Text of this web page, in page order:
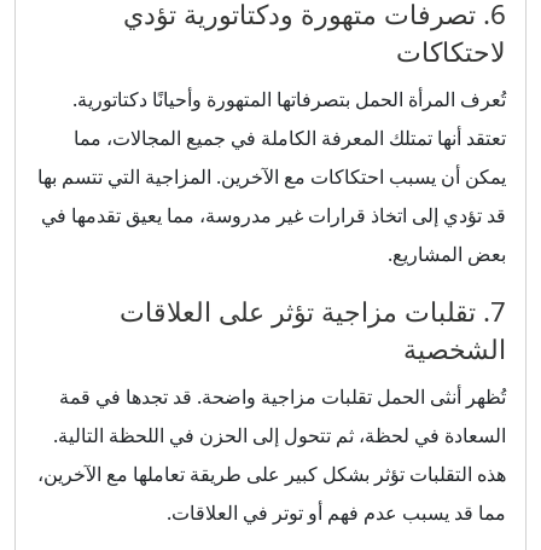
6. تصرفات متهورة ودكتاتورية تؤدي
لاحتكاكات
تُعرف المرأة الحمل بتصرفاتها المتهورة وأحيانًا دكتاتورية.
تعتقد أنها تمتلك المعرفة الكاملة في جميع المجالات، مما
يمكن أن يسبب احتكاكات مع الآخرين. المزاجية التي تتسم بها
قد تؤدي إلى اتخاذ قرارات غير مدروسة، مما يعيق تقدمها في
بعض المشاريع.
7. تقلبات مزاجية تؤثر على العلاقات
الشخصية
تُظهر أنثى الحمل تقلبات مزاجية واضحة. قد تجدها في قمة
السعادة في لحظة، ثم تتحول إلى الحزن في اللحظة التالية.
هذه التقلبات تؤثر بشكل كبير على طريقة تعاملها مع الآخرين،
مما قد يسبب عدم فهم أو توتر في العلاقات.